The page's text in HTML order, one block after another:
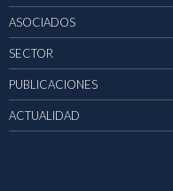
ASOCIADOS
SECTOR
PUBLICACIONES
ACTUALIDAD